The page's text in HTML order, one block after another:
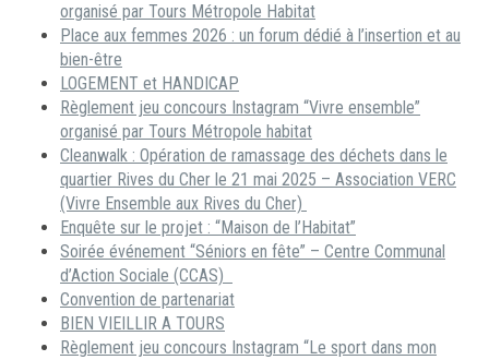
organisé par Tours Métropole Habitat
Place aux femmes 2026 : un forum dédié à l’insertion et au
bien-être
LOGEMENT et HANDICAP
Règlement jeu concours Instagram “Vivre ensemble”
organisé par Tours Métropole habitat
Cleanwalk : Opération de ramassage des déchets dans le
quartier Rives du Cher le 21 mai 2025 – Association VERC
(Vivre Ensemble aux Rives du Cher)
Enquête sur le projet : “Maison de l’Habitat”
Soirée événement “Séniors en fête” – Centre Communal
d’Action Sociale (CCAS)
Convention de partenariat
BIEN VIEILLIR A TOURS
Règlement jeu concours Instagram “Le sport dans mon